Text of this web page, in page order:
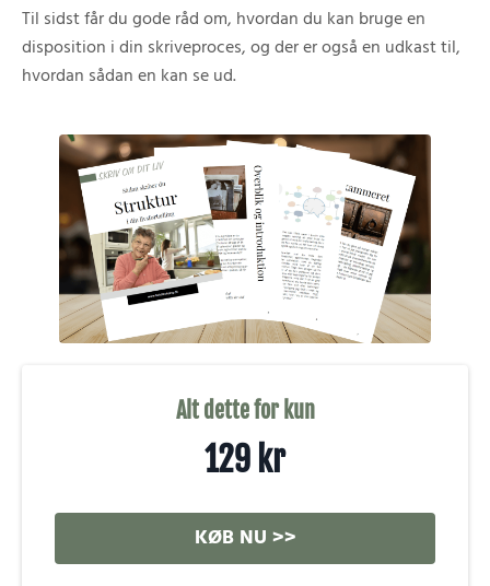
Til sidst får du gode råd om, hvordan du kan bruge en
disposition i din skriveproces, og der er også en udkast til,
hvordan sådan en kan se ud.
Alt dette for kun
129 kr
KØB NU >>